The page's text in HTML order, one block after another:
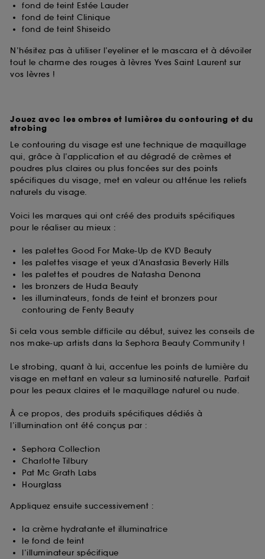
fond de teint Estée Lauder
fond de teint Clinique
fond de teint Shiseido
N’hésitez pas à utiliser l’eyeliner et le mascara et à dévoiler
tout le charme des rouges à lèvres Yves Saint Laurent sur
vos lèvres !
Jouez avec les ombres et lumières du contouring et du
strobing
Le contouring du visage est une technique de maquillage
qui, grâce à l’application et au dégradé de crèmes et
poudres plus claires ou plus foncées sur des points
spécifiques du visage, met en valeur ou atténue les reliefs
naturels du visage.
Voici les marques qui ont créé des produits spécifiques
pour le réaliser au mieux :
les palettes Good For Make-Up de KVD Beauty
les palettes visage et yeux d’Anastasia Beverly Hills
les palettes et poudres de Natasha Denona
les bronzers de Huda Beauty
les illuminateurs, fonds de teint et bronzers pour
contouring de Fenty Beauty
Si cela vous semble difficile au début, suivez les conseils de
nos make-up artists dans la Sephora Beauty Community !
Le strobing, quant à lui, accentue les points de lumière du
visage en mettant en valeur sa luminosité naturelle. Parfait
pour les peaux claires et le maquillage naturel ou nude.
À ce propos, des produits spécifiques dédiés à
l’illumination ont été conçus par :
Sephora Collection
Charlotte Tilbury
Pat Mc Grath Labs
Hourglass
Appliquez ensuite successivement :
la crème hydratante et illuminatrice
le fond de teint
l’illuminateur spécifique